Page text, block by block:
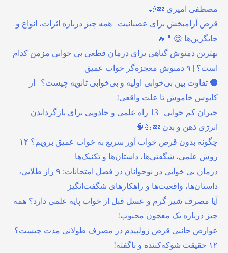
مصطفی امیری 💤🌙
قرص آرامبخش برای عصبانیت | همه چیز درباره اثرات، انواع و
جایگزین‌ها 😌💊🔥
بهترین دمنوش گیاهی برای درمان قطعی بی خوابی مزمن کدام
است؟ | ۹ دمنوش معجزه‌گر خواب عمیق
🔴 تفاوت بین بی‌خوابی اولیه و بی‌خوابی ثانویه چیست؟ | از
کابوس خاموش تا علت واقعی!
جبران کم خوابی | 13 راه علمی و جادویی برای بازگرداندن
انرژی ذهن و بدن 💤💪🧠
چگونه بدون قرص خواب آور سریع به خواب عمیق برویم؟ ۱۲
روش علمی، شگفتی‌ها، داستان‌ها و تکنیک‌ها
درمان بی خوابی در نوجوانان در فصل امتحانات: ۹ راز طلایی،
داستان‌ها، واقعیت‌ها و راهکارهای شگفت‌انگیز
آیا مصرف شیر گرم و عسل قبل از خواب پایه علمی دارد؟ همه
چیز درباره یک معجون محبوب!
عوارض جانبی قرص زولپیدم در مصرف طولانی مدت چیست؟
۱۲ حقیقت شوکه‌کننده و ناگفته!